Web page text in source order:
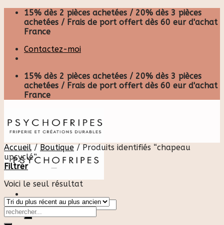
Skip
content
15% dès 2 pièces achetées / 20% dès 3 pièces
achetées / Frais de port offert dès 60 eur d'achat
France
Contactez-moi
15% dès 2 pièces achetées / 20% dès 3 pièces
achetées / Frais de port offert dès 60 eur d'achat
France
Recherche
pour :
Accueil / Boutique /Produits identifiés “chapeau
upcyclé”
Filtrer
Voici le seul résultat